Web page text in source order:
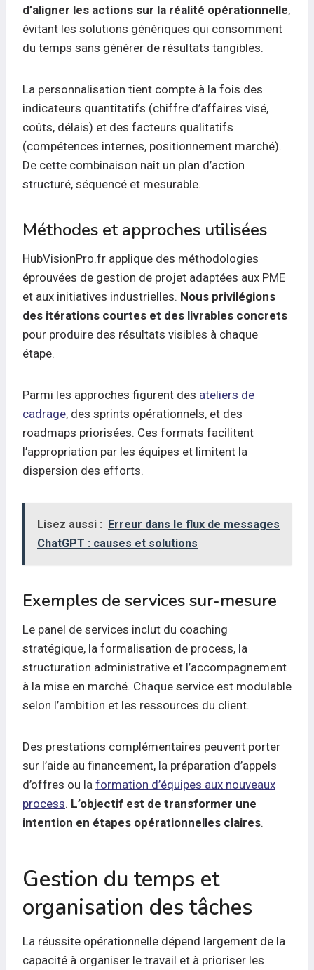
d’aligner les actions sur la réalité opérationnelle,
évitant les solutions génériques qui consomment
du temps sans générer de résultats tangibles.
La personnalisation tient compte à la fois des
indicateurs quantitatifs (chiffre d’affaires visé,
coûts, délais) et des facteurs qualitatifs
(compétences internes, positionnement marché).
De cette combinaison naît un plan d’action
structuré, séquencé et mesurable.
Méthodes et approches utilisées
HubVisionPro.fr applique des méthodologies
éprouvées de gestion de projet adaptées aux PME
et aux initiatives industrielles. Nous privilégions
des itérations courtes et des livrables concrets
pour produire des résultats visibles à chaque
étape.
Parmi les approches figurent des ateliers de
cadrage, des sprints opérationnels, et des
roadmaps priorisées. Ces formats facilitent
l’appropriation par les équipes et limitent la
dispersion des efforts.
Lisez aussi : Erreur dans le flux de messages
ChatGPT : causes et solutions
Exemples de services sur-mesure
Le panel de services inclut du coaching
stratégique, la formalisation de process, la
structuration administrative et l’accompagnement
à la mise en marché. Chaque service est modulable
selon l’ambition et les ressources du client.
Des prestations complémentaires peuvent porter
sur l’aide au financement, la préparation d’appels
d’offres ou la formation d’équipes aux nouveaux
process. L’objectif est de transformer une
intention en étapes opérationnelles claires.
Gestion du temps et
organisation des tâches
La réussite opérationnelle dépend largement de la
capacité à organiser le travail et à prioriser les